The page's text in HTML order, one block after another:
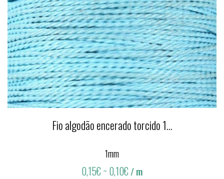
Fio algodão encerado torcido 1...
1mm
0,15€~ 0,10€/ m